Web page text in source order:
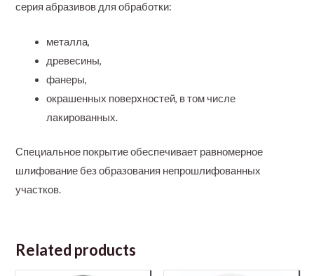
серия абразивов для обработки:
металла,
древесины,
фанеры,
окрашенных поверхностей, в том числе
лакированных.
Специальное покрытие обеспечивает равномерное
шлифование без образования непрошлифованных
участков.
Related products